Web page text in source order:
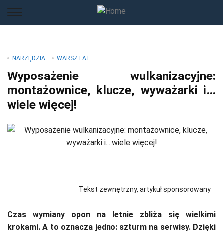
NARZĘDZIA WARSZTAT
Wyposażenie wulkanizacyjne:
montażownice, klucze, wyważarki i…
wiele więcej!
Tekst zewnętrzny, artykuł sponsorowany
Czas wymiany opon na letnie zbliża się wielkimi
krokami. A to oznacza jedno: szturm na serwisy. Dzięki